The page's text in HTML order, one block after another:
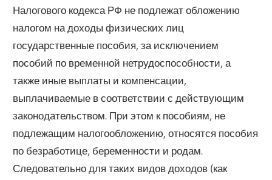
Налогового кодекса РФ не подлежат обложению
налогом на доходы физических лиц
государственные пособия, за исключением
пособий по временной нетрудоспособности, а
также иные выплаты и компенсации,
выплачиваемые в соответствии с действующим
законодательством. При этом к пособиям, не
подлежащим налогообложению, относятся пособия
по безработице, беременности и родам.
Следовательно для таких видов доходов (как